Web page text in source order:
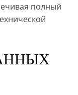
полный